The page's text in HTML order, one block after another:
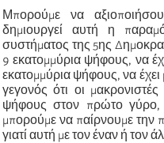
Μπορούμε να
δημιουργεί αυτή η
συστήματος της 5ης
9 εκατομμύρια ψήφους, να
εκατομμύρια ψήφους, να
γεγονός ότι οι
ψήφους στον πρώτο γύρο,
μπορούμε να παίρνουμε την
γιατί αυτή με τον έναν ή τον